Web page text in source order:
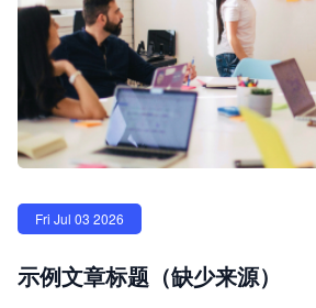
Fri Jul 03 2026
示例文章标题（缺少来源）